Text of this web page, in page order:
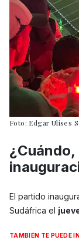
Foto: Edgar Ulises
El partido
Sudáfrica el
TAMBIÉN TE PUEDE